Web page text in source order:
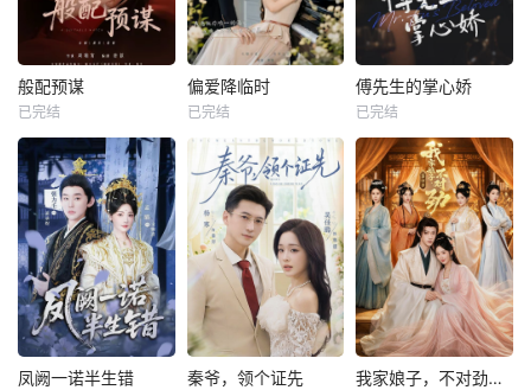
般配预谋
已完结
偏爱降临时
已完结
傅先生的掌心娇
已完结
凤阙一诺半生错 秦爷，领个证先 我家娘子，不对劲第四季